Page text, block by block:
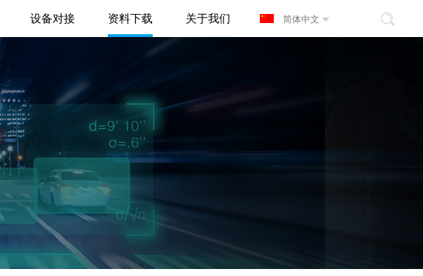
设备对接 资料下载 关于我们